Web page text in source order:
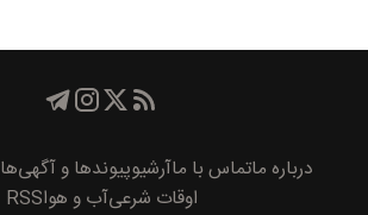
درباره ماتماس با ماآرشیوپیوند‌ها و آگهی‌ها
اوقات شرعیآب و هواRSS